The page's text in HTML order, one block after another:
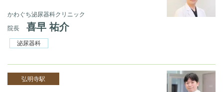
かわぐち泌尿器科クリニック
院長
喜早 祐介
泌尿器科
弘明寺駅